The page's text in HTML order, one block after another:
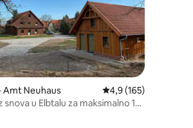
5, recenzija: 147
Amt Neuhaus Prosječna ocjena:
4,9 (165)
snova u Elbtalu za maksimalno 14